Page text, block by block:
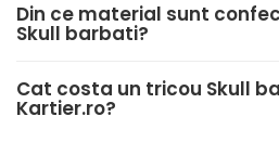
Din ce material sunt
Skull barbati?
Cat costa un tricou Skull
Kartier.ro?